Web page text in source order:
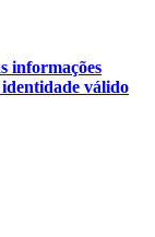
informações
identidade válido